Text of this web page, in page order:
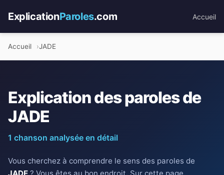
ExplicationParoles.com Accueil
Accueil JADE
Explication des paroles de
JADE
1 chanson analysée en détail
Vous cherchez à comprendre le sens des paroles de
JADE ? Vous êtes au bon endroit. Sur cette page,